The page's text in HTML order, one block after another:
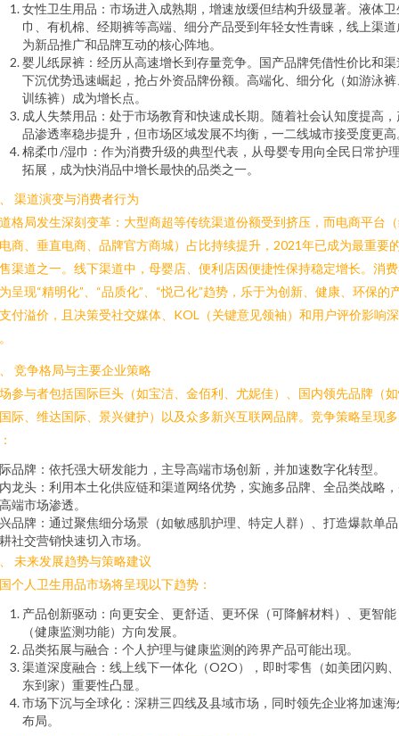
女性卫生用品：市场进入成熟期，增速放缓但结构升级显著。液体卫
巾、有机棉、经期裤等高端、细分产品受到年轻女性青睐，线上渠道
为新品推广和品牌互动的核心阵地。
婴儿纸尿裤：经历从高速增长到存量竞争。国产品牌凭借性价比和渠
下沉优势迅速崛起，抢占外资品牌份额。高端化、细分化（如游泳裤
训练裤）成为增长点。
成人失禁用品：处于市场教育和快速成长期。随着社会认知度提高，
品渗透率稳步提升，但市场区域发展不均衡，一二线城市接受度更高
棉柔巾/湿巾：作为消费升级的典型代表，从母婴专用向全民日常护
拓展，成为快消品中增长最快的品类之一。
渠道演变与消费者行为
格局发生深刻变革：大型商超等传统渠道份额受到挤压，而电商平台
商、垂直电商、品牌官方商城）占比持续提升，2021年已成为最重要
渠道之一。线下渠道中，母婴店、便利店因便捷性保持稳定增长。消
呈现“精明化”、“品质化”、“悦己化”趋势，乐于为创新、健康、环保的
付溢价，且决策受社交媒体、KOL（关键意见领袖）和用户评价影响深
竞争格局与主要企业策略
参与者包括国际巨头（如宝洁、金佰利、尤妮佳）、国内领先品牌（
际、维达国际、景兴健护）以及众多新兴互联网品牌。竞争策略呈现
品牌：依托强大研发能力，主导高端市场创新，并加速数字化转型。
龙头：利用本土化供应链和渠道网络优势，实施多品牌、全品类战略
端市场渗透。
品牌：通过聚焦细分场景（如敏感肌护理、特定人群）、打造爆款单
社交营销快速切入市场。
未来发展趋势与策略建议
个人卫生用品市场将呈现以下趋势：
产品创新驱动：向更安全、更舒适、更环保（可降解材料）、更智能
（健康监测功能）方向发展。
品类拓展与融合：个人护理与健康监测的跨界产品可能出现。
渠道深度融合：线上线下一体化（O2O），即时零售（如美团闪购
东到家）重要性凸显。
市场下沉与全球化：深耕三四线及县域市场，同时领先企业将加速海
布局。